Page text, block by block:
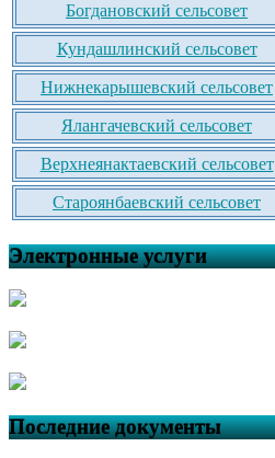
Богдановский сельсовет
Кундашлинский сельсовет
Нижнекарышевский сельсовет
Ялангачевский сельсовет
Верхнеянактаевский сельсовет
Староянбаевский сельсовет
Электронные услуги
Последние документы